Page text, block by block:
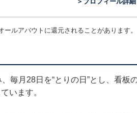
ルアバウトに還元されることがあります。
毎月28日を“とりの日”とし、看板
います。